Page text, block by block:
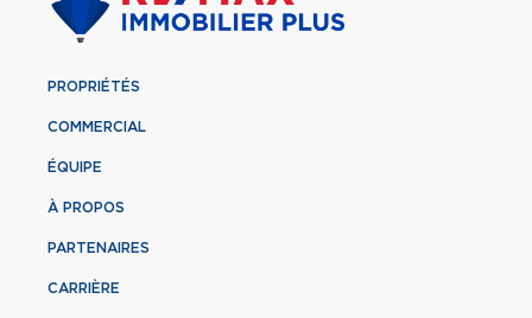
PROPRIÉTÉS
COMMERCIAL
ÉQUIPE
À PROPOS
PARTENAIRES
CARRIÈRE